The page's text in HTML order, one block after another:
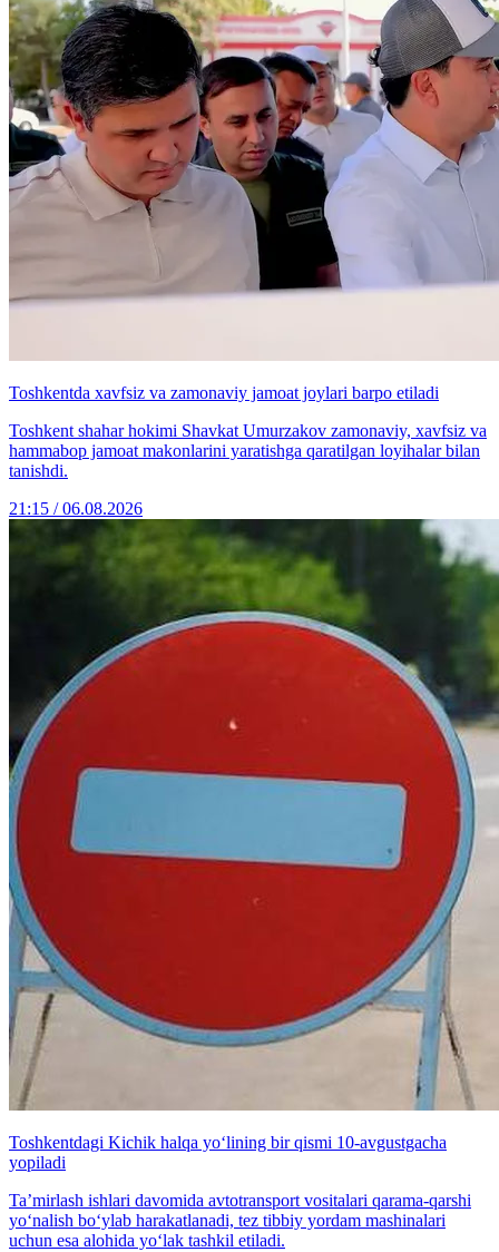
Toshkentda xavfsiz va zamonaviy jamoat joylari barpo etiladi
Toshkent shahar hokimi Shavkat Umurzakov zamonaviy, xavfsiz va
hammabop jamoat makonlarini yaratishga qaratilgan loyihalar bilan
tanishdi.
21:15 / 06.08.2026
Toshkentdagi Kichik halqa yo‘lining bir qismi 10-avgustgacha
yopiladi
Ta’mirlash ishlari davomida avtotransport vositalari qarama-qarshi
yo‘nalish bo‘ylab harakatlanadi, tez tibbiy yordam mashinalari
uchun esa alohida yo‘lak tashkil etiladi.